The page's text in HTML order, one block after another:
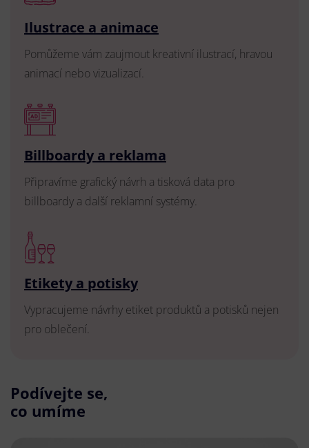
Ilustrace a animace
Pomůžeme vám zaujmout kreativní ilustrací, hravou
animací nebo vizualizací.
Billboardy a reklama
Připravíme grafický návrh a tisková data pro
billboardy a další reklamní systémy.
Etikety a potisky
Vypracujeme návrhy etiket produktů a potisků nejen
pro oblečení.
Podívejte se,
co umíme